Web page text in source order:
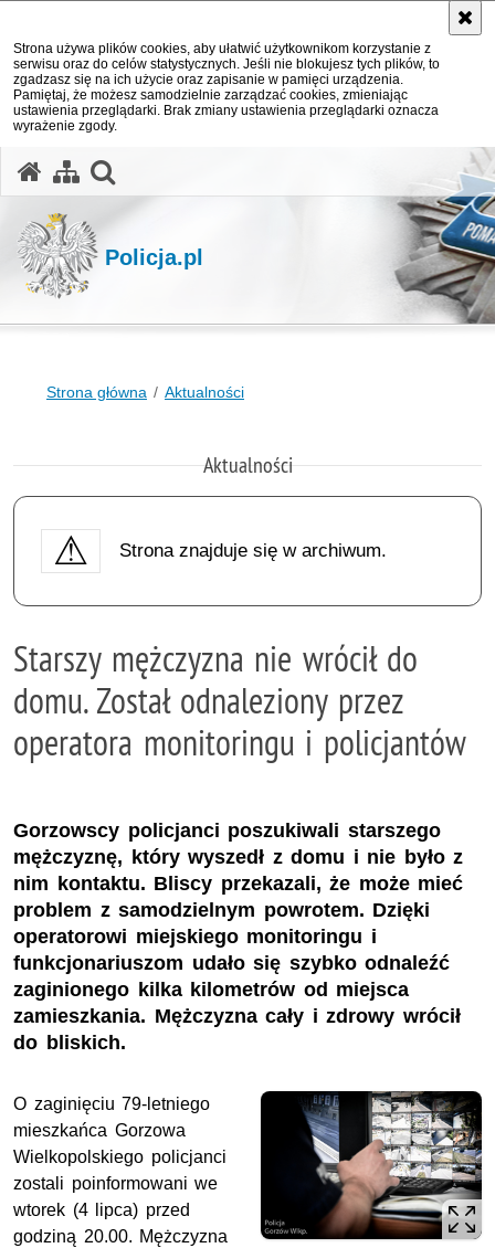
Strona używa plików cookies, aby ułatwić użytkownikom korzystanie z
serwisu oraz do celów statystycznych. Jeśli nie blokujesz tych plików, to
zgadzasz się na ich użycie oraz zapisanie w pamięci urządzenia.
Pamiętaj, że możesz samodzielnie zarządzać cookies, zmieniając
ustawienia przeglądarki. Brak zmiany ustawienia przeglądarki oznacza
wyrażenie zgody.
Policja.pl
Strona główna Aktualności
Aktualności
Strona znajduje się w archiwum.
Starszy mężczyzna nie wrócił do
domu. Został odnaleziony przez
operatora monitoringu i policjantów
Gorzowscy policjanci poszukiwali starszego
mężczyznę, który wyszedł z domu i nie było z
nim kontaktu. Bliscy przekazali, że może mieć
problem z samodzielnym powrotem. Dzięki
operatorowi miejskiego monitoringu i
funkcjonariuszom udało się szybko odnaleźć
zaginionego kilka kilometrów od miejsca
zamieszkania. Mężczyzna cały i zdrowy wrócił
do bliskich.
O zaginięciu 79-letniego
mieszkańca Gorzowa
Wielkopolskiego policjanci
zostali poinformowani we
wtorek (4 lipca) przed
godziną 20.00. Mężczyzna